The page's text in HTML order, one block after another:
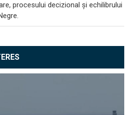
procesului decizional și echilibrului